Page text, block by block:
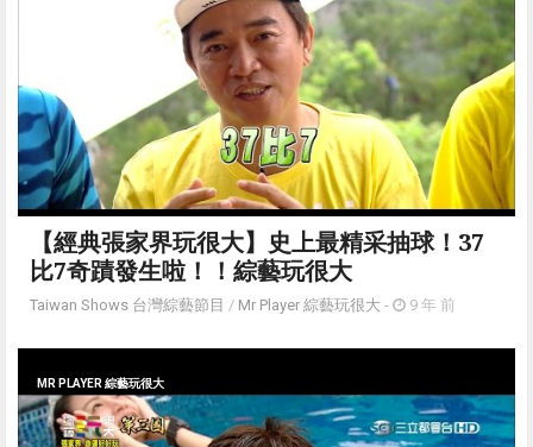
【經典張家界玩很大】史上最精采抽球！37
比7奇蹟發生啦！！綜藝玩很大
Taiwan Shows 台灣綜藝節目 / Mr Player 綜藝玩很大 - 9 年 前
MR PLAYER 綜藝玩很大